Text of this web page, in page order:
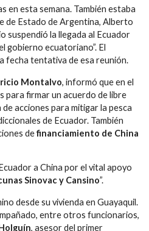
en esta semana. También estaba
de Estado de Argentina, Alberto
suspendió la llegada al Ecuador
gobierno ecuatoriano”. El
fecha tentativa de esa reunión.
Montalvo, informó que en el
para firmar un acuerdo de libre
acciones para mitigar la pesca
de Ecuador. También
definanciamiento de China
a China por el vital apoyo
Sinovac y Cansino”.
desde su vivienda en Guayaquil.
entre otros funcionarios,
, asesor del primer